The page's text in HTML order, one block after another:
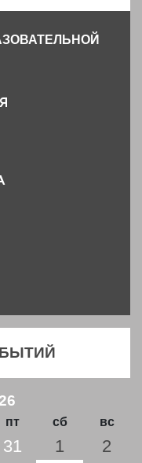
пт сб вс
31 1
2